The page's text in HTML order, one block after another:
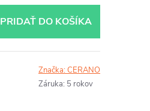
PRIDAŤ DO KOŠÍKA
Značka:CERANO
Záruka: 5 rokov